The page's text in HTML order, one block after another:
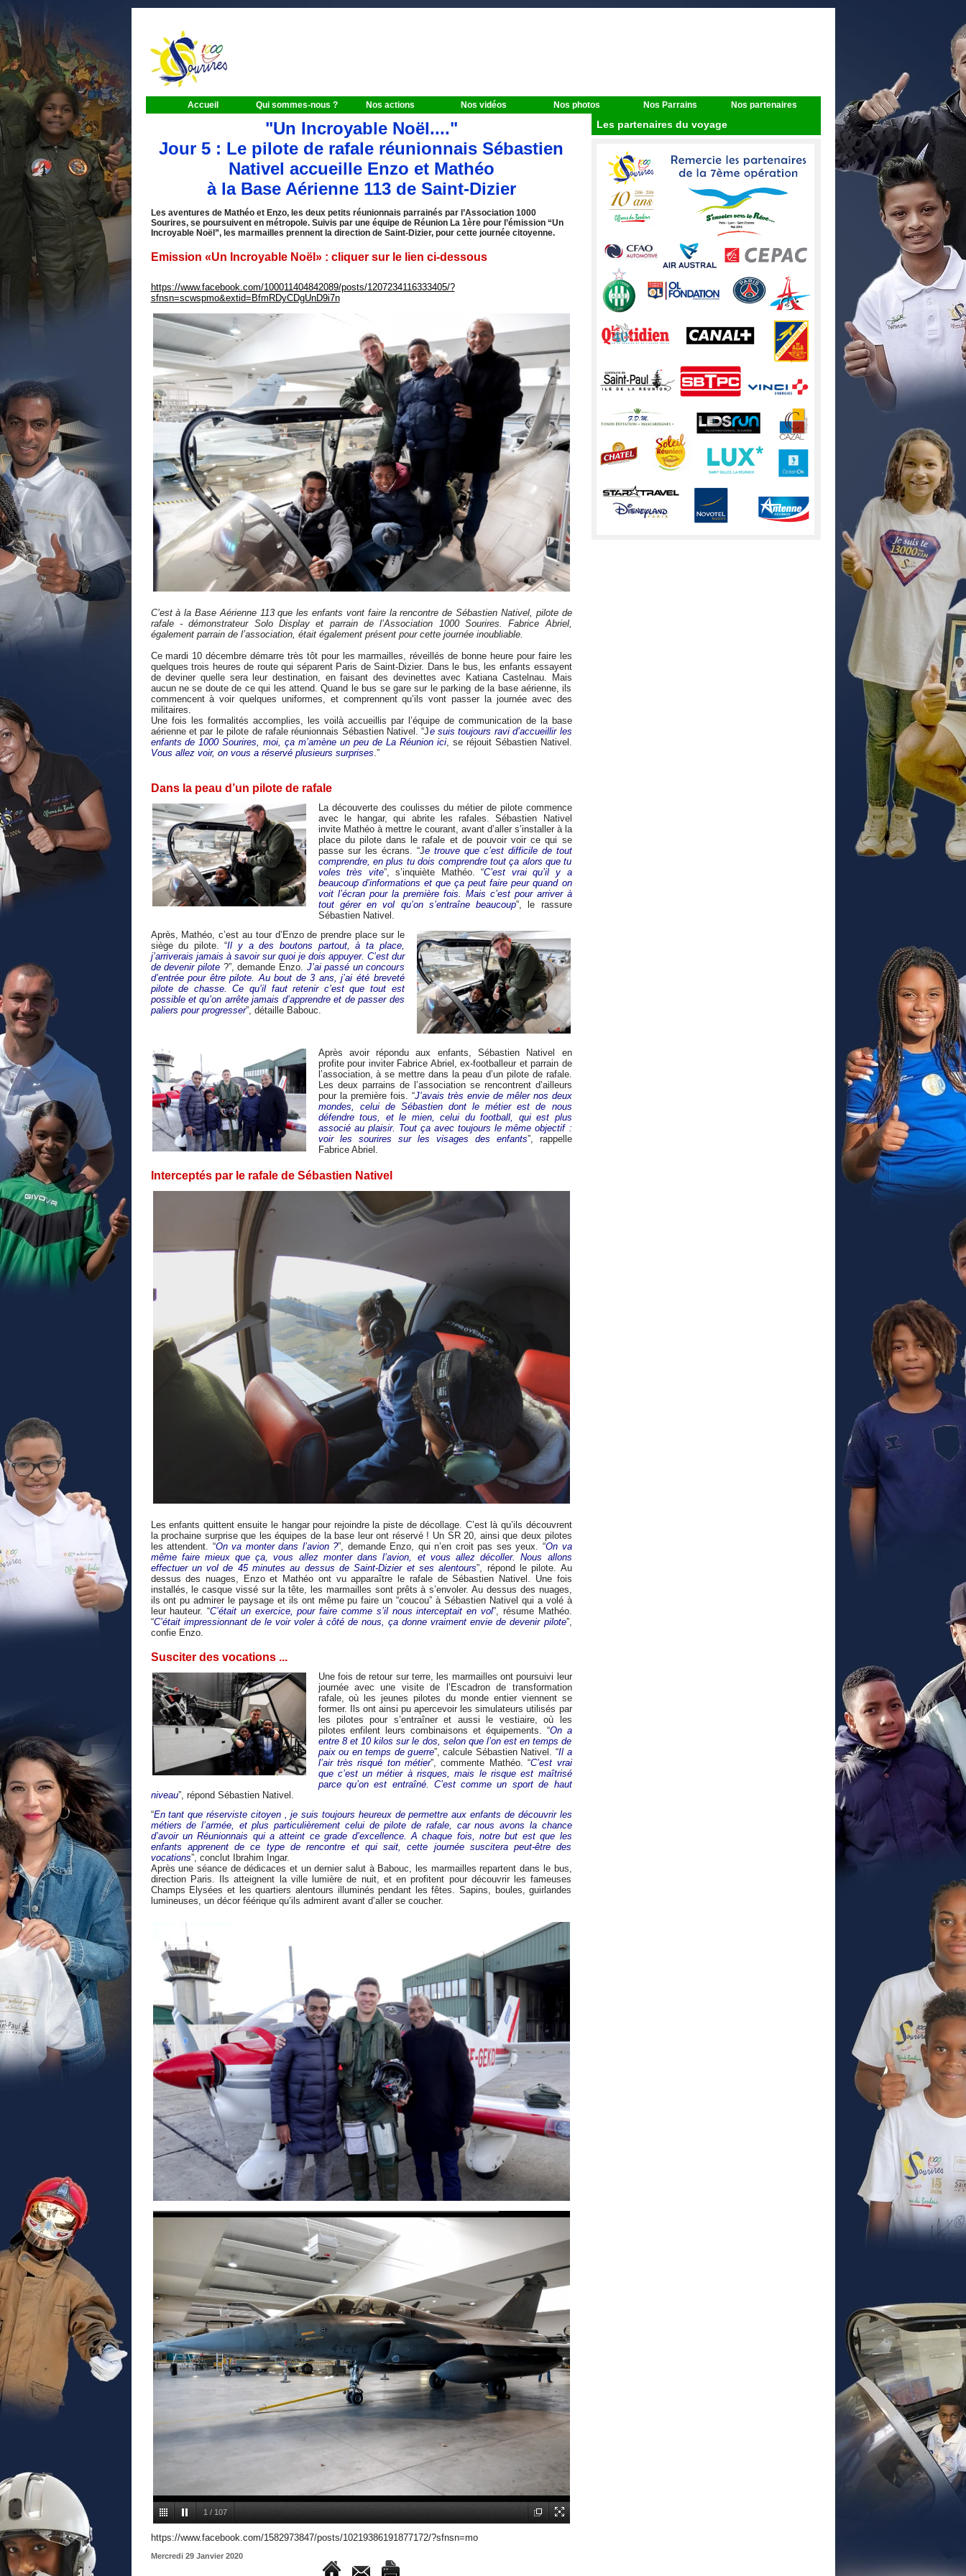
Accueil Qui sommes-nous ? Nos actions Nos vidéos Nos photos Nos Parrains Nos partenaires
"Un Incroyable Noël...."
Jour 5 : Le pilote de rafale réunionnais Sébastien
Nativel accueille Enzo et Mathéo
à la Base Aérienne 113 de Saint-Dizier
Les aventures de Mathéo et Enzo, les deux petits réunionnais parrainés par l’Association 1000
Sourires, se poursuivent en métropole. Suivis par une équipe de Réunion La 1ère pour l’émission “Un
Incroyable Noël”, les marmailles prennent la direction de Saint-Dizier, pour cette journée citoyenne.
Emission «Un Incroyable Noël» : cliquer sur le lien ci-dessous
https://www.facebook.com/100011404842089/posts/1207234116333405/?
sfnsn=scwspmo&extid=BfmRDyCDgUnD9i7n
C’est à la BaseAérienne 113 que les enfants vont faire la rencontre de Sébastien Nativel, pilote de
rafale - démonstrateur Solo Displayet parrain de l’Association 1000 Sourires. Fabrice Abriel,
également parrain de l’association, était également présent pour cette journée inoubliable.
Ce mardi 10 décembre démarre très tôt pour les marmailles, réveillés de bonne heure pour faire les
quelques trois heures de route qui séparent Paris de Saint-Dizier. Dans le bus, les enfants essayent
de deviner quelle sera leur destination, en faisant des devinettes avec Katiana Castelnau. Mais
aucun ne se doute de ce qui les attend. Quand le bus se gare sur le parking de la base aérienne, ils
commencent à voir quelques uniformes, et comprennent qu’ils vont passer la journée avec des
militaires.
Une fois les formalités accomplies, les voilà accueillis par l’équipe de communication de la base
aérienne et par le pilote de rafale réunionnais Sébastien Nativel. “Je suis toujours ravi d’accueillir les
enfants de 1000 Sourires, moi, ça m’amène un peu de La Réunion ici, se réjouit Sébastien Nativel.
Vous allez voir, on vous a réservé plusieurs surprises.”
Dans la peau d’un pilote de rafale
La découverte des coulisses du métier de pilote commence
avec le hangar, qui abrite les rafales. Sébastien Nativel
invite Mathéo à mettre le courant, avant d’aller s’installer à la
place du pilote dans le rafale et de pouvoir voir ce qui se
passe sur les écrans. “Je trouve que c’est difficile de tout
comprendre, en plus tu dois comprendre tout ça alors que tu
voles très vite”, s’inquiète Mathéo. “C’est vrai qu’il y a
beaucoup d’informations et que ça peut faire peur quand on
voit l’écran pour la première fois. Mais c’est pour arriver à
tout gérer en vol qu’on s’entraîne beaucoup”, le rassure
Sébastien Nativel.
Après, Mathéo, c’est au tour d’Enzo de prendre place sur le
siège du pilote. “Il y a des boutons partout, à ta place,
j’arriverais jamais à savoir sur quoi je dois appuyer. C’est dur
de devenir pilote ?”, demande Enzo. J’ai passé un concours
d’entrée pour être pilote. Au bout de 3 ans, j’ai été breveté
pilote de chasse. Ce qu’il faut retenir c’est que tout est
possible et qu’on arrête jamais d’apprendre et de passer des
paliers pour progresser”, détaille Babouc.
Après avoir répondu aux enfants, Sébastien Nativel en
profite pour inviter Fabrice Abriel, ex-footballeur et parrain de
l’association, à se mettre dans la peau d’un pilote de rafale.
Les deux parrains de l’association se rencontrent d’ailleurs
pour la première fois. “J’avais très envie de mêler nos deux
mondes, celui de Sébastien dont le métier est de nous
défendre tous, et le mien, celui du football, qui est plus
associé au plaisir. Tout ça avec toujours le même objectif :
voir les sourires sur les visages des enfants”, rappelle
Fabrice Abriel.
Interceptés par le rafale de Sébastien Nativel
Les enfants quittent ensuite le hangar pour rejoindre la piste de décollage. C’est là qu’ils découvrent
la prochaine surprise que les équipes de la base leur ont réservé ! Un SR 20, ainsi que deux pilotes
les attendent. “On va monter dans l’avion ?”, demande Enzo, qui n’en croit pas ses yeux. “On va
même faire mieux que ça, vous allez monter dans l’avion, et vous allez décoller. Nous allons
effectuer un vol de 45 minutes au dessus de Saint-Dizier et ses alentours”, répond le pilote. Au
dessus des nuages, Enzo et Mathéo ont vu apparaître le rafale de Sébastien Nativel. Une fois
installés, le casque vissé sur la tête, les marmailles sont prêts à s’envoler. Au dessus des nuages,
ils ont pu admirer le paysage et ils ont même pu faire un “coucou” à Sébastien Nativel qui a volé à
leur hauteur. “C’était un exercice, pour faire comme s’il nous interceptait en vol”, résume Mathéo.
“C’était impressionnant de le voir voler à côté de nous, ça donne vraiment envie de devenir pilote”,
confie Enzo.
Susciter des vocations ...
Une fois de retour sur terre, les marmailles ont poursuivi leur
journée avec une visite de l’Escadron de transformation
rafale, où les jeunes pilotes du monde entier viennent se
former. Ils ont ainsi pu apercevoir les simulateurs utilisés par
les pilotes pour s’entraîner et aussi le vestiaire, où les
pilotes enfilent leurs combinaisons et équipements. “On a
entre 8 et 10 kilos sur le dos, selon que l’on est en temps de
paix ou en temps de guerre”, calcule Sébastien Nativel. “Il a
l’air très risqué ton métier”, commente Mathéo. “C’est vrai
que c’est un métier à risques, mais le risque est maîtrisé
parce qu’on est entraîné. C’est comme un sport de haut
niveau”, répond Sébastien Nativel.
“En tant que réserviste citoyen , je suis toujours heureux de permettre aux enfants de découvrir les
métiers de l’armée, et plus particulièrement celui de pilote de rafale, car nous avons la chance
d’avoir un Réunionnais qui a atteint ce grade d’excellence. A chaque fois, notre but est que les
enfants apprenent de ce type de rencontre et qui sait, cette journée suscitera peut-être des
vocations”, conclut Ibrahim Ingar.
Après une séance de dédicaces et un dernier salut à Babouc, les marmailles repartent dans le bus,
direction Paris. Ils atteignent la ville lumière de nuit, et en profitent pour découvrir les fameuses
Champs Elysées et les quartiers alentours illuminés pendant les fêtes. Sapins, boules, guirlandes
lumineuses, un décor féérique qu’ils admirent avant d’aller se coucher.
1 / 107
https://www.facebook.com/1582973847/posts/10219386191877172/?sfnsn=mo
Mercredi 29 Janvier 2020
Les partenaires du voyage